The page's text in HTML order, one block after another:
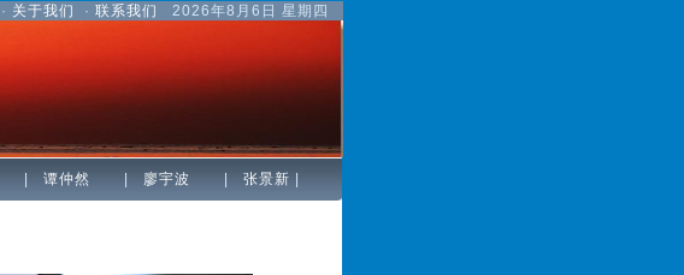
· 关于我们 · 联系我们 2026年8月6日 星期四
谭仲然 廖宇波 张景新